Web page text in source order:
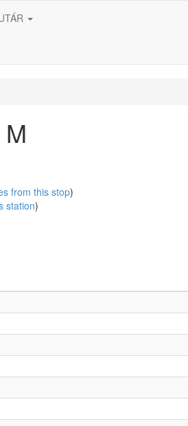
from this stop)
station)